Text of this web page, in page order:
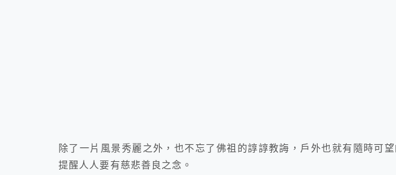
除了一片風景秀麗之外，也不忘了佛祖的諄諄教誨，戶外也就有隨時可
提醒人人要有慈悲善良之念。